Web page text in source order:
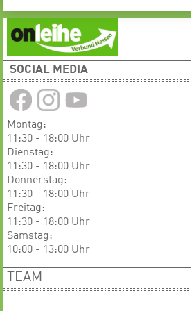
SOCIAL MEDIA
Montag:
11:30 - 18:00 Uhr
Dienstag:
11:30 - 18:00 Uhr
​​​​​​Donnerstag:
11:30 - 18:00 Uhr
Freitag:
11:30 - 18:00 Uhr
Samstag:
10:00 - 13:00 Uhr
TEAM